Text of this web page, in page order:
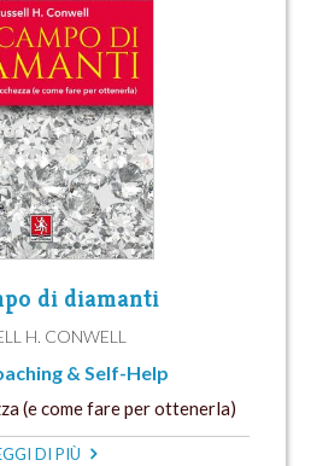
di diamanti
H. CONWELL
& Self-Help
(e come fare per ottenerla)
DI PIÙ